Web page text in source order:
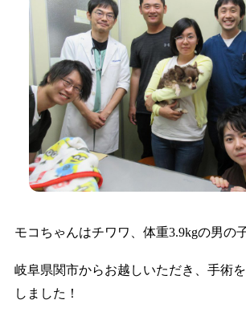
モコちゃんはチワワ、体重3.9kgの男の
岐阜県関市からお越しいただき、手術
しました！